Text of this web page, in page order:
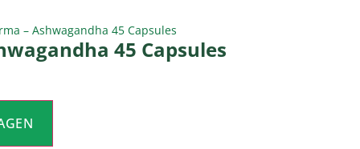
– Ashwagandha 45 Capsules
45 Capsules